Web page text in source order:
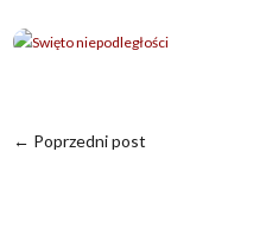
← Poprzedni post